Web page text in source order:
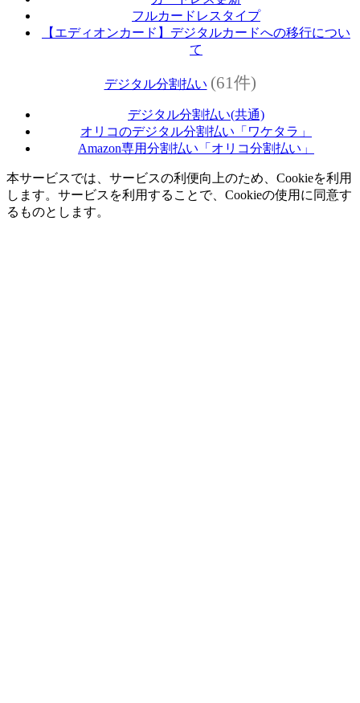
フルカードレスタイプ
【エディオンカード】デジタルカードへの移行につい
て
デジタル分割払い (61件)
デジタル分割払い(共通)
オリコのデジタル分割払い「ワケタラ」
Amazon専用分割払い「オリコ分割払い」
本サービスでは、サービスの利便向上のため、Cookieを利用
します。サービスを利用することで、Cookieの使用に同意す
るものとします。